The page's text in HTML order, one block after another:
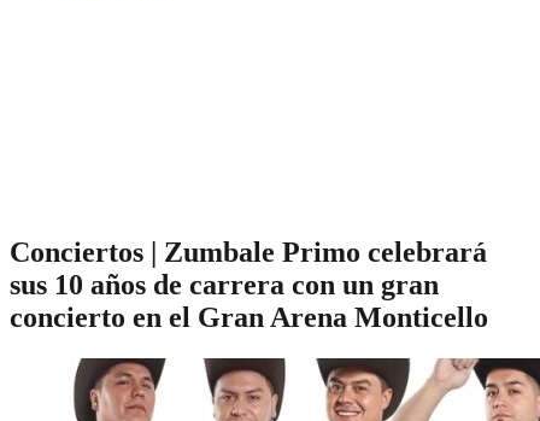
Conciertos | Zumbale Primo celebrará
sus 10 años de carrera con un gran
concierto en el Gran Arena Monticello